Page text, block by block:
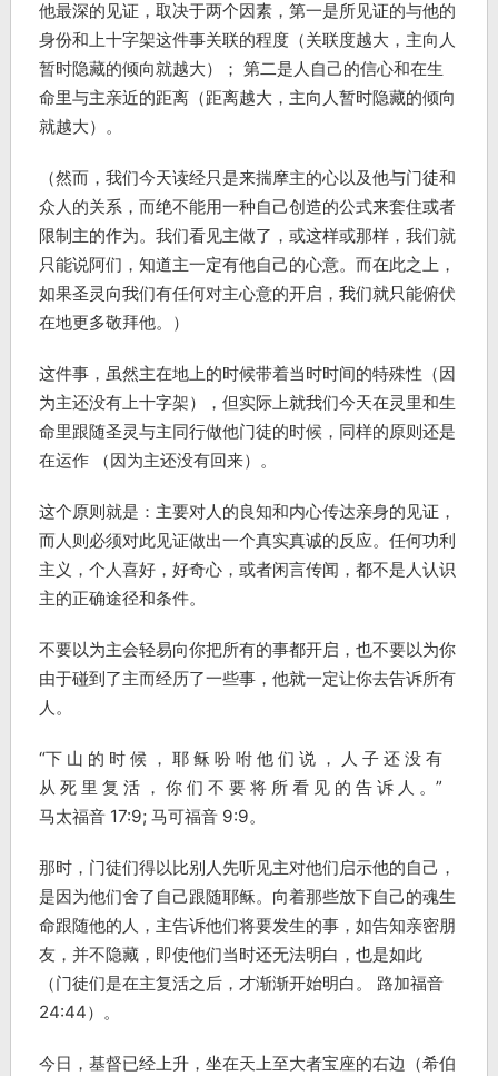
他最深的见证，取决于两个因素，第一是所见证的与他的
身份和上十字架这件事关联的程度（关联度越大，主向人
暂时隐藏的倾向就越大）； 第二是人自己的信心和在生
命里与主亲近的距离（距离越大，主向人暂时隐藏的倾向
就越大）。
（然而，我们今天读经只是来揣摩主的心以及他与门徒和
众人的关系，而绝不能用一种自己创造的公式来套住或者
限制主的作为。我们看见主做了，或这样或那样，我们就
只能说阿们，知道主一定有他自己的心意。而在此之上，
如果圣灵向我们有任何对主心意的开启，我们就只能俯伏
在地更多敬拜他。）
这件事，虽然主在地上的时候带着当时时间的特殊性（因
为主还没有上十字架），但实际上就我们今天在灵里和生
命里跟随圣灵与主同行做他门徒的时候，同样的原则还是
在运作 （因为主还没有回来）。
这个原则就是：主要对人的良知和内心传达亲身的见证，
而人则必须对此见证做出一个真实真诚的反应。任何功利
主义，个人喜好，好奇心，或者闲言传闻，都不是人认识
主的正确途径和条件。
不要以为主会轻易向你把所有的事都开启，也不要以为你
由于碰到了主而经历了一些事，他就一定让你去告诉所有
人。
“下 山 的 时 候 ， 耶 稣 吩 咐 他 们 说 ， 人 子 还 没 有
从 死 里 复 活 ， 你 们 不 要 将 所 看 见 的 告 诉 人 。”
马太福音 17:9; 马可福音 9:9。
那时，门徒们得以比别人先听见主对他们启示他的自己，
是因为他们舍了自己跟随耶稣。向着那些放下自己的魂生
命跟随他的人，主告诉他们将要发生的事，如告知亲密朋
友，并不隐藏，即使他们当时还无法明白，也是如此
（门徒们是在主复活之后，才渐渐开始明白。 路加福音
24:44）。
今日，基督已经上升，坐在天上至大者宝座的右边（希伯